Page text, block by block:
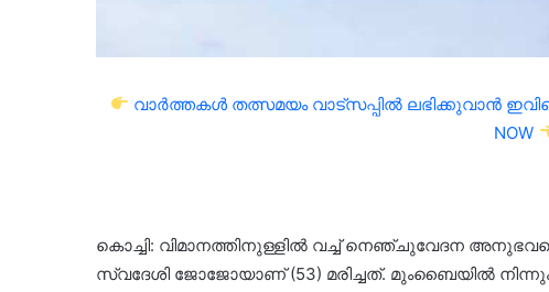
വാർത്തകൾ തത്സമയം വാട്സപ്പിൽ ലഭിക്കുവാൻ
NOW
കൊച്ചി: വിമാനത്തിനുള്ളിൽ വച്ച് നെഞ്ചുവേദന
സ്വദേശി ജോജോയാണ് (53) മരിച്ചത്. മുംബൈയിൽ